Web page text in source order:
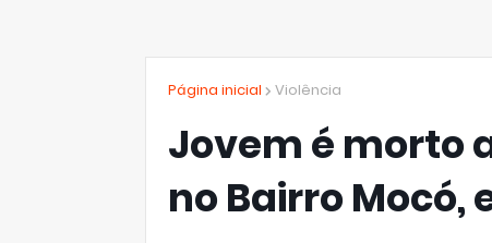
Página inicial Violência
Jovem é morto
no Bairro Mocó,